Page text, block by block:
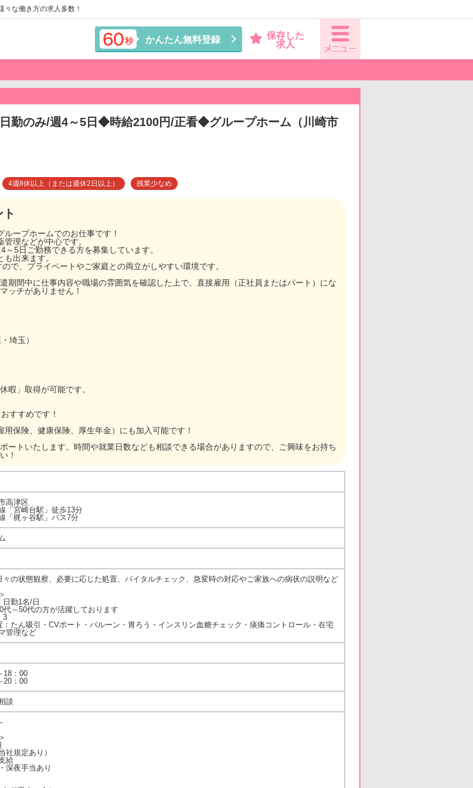
な働き方の求人多数！
かんたん無料登録
保存した
求人
勤のみ/週4～5日◆時給2100円/正看◆グループホーム（川崎市
4週8休以上（または週休2日以上） 残業少なめ
ープホームでのお仕事です！
理などが中心です。
5日ご勤務できる方を募集しています。
出来ます。
で、プライベートやご家庭との両立がしやすい環境です。
期間中に仕事内容や職場の雰囲気を確認した上で、直接雇用（正社員またはパート）にな
ッチがありません！
埼玉）
暇」取得が可能です。
すすめです！
保険、健康保険、厚生年金）にも加入可能です！
ートいたします。時間や就業日数なども相談できる場合がありますので、ご興味をお持ち
！
高津区
「宮崎台駅」徒歩13分
「梶ヶ谷駅」バス7分
々の状態観察、必要に応じた処置、バイタルチェック、急変時の対応やご家族への病状の説明など
勤1名/日
代～50代の方が活躍しております
3
：たん吸引・CVポート・バルーン・胃ろう・インスリン血糖チェック・痰痛コントロール・在宅
管理など
18：00
20：00
談
社規定あり）
給
深夜手当あり